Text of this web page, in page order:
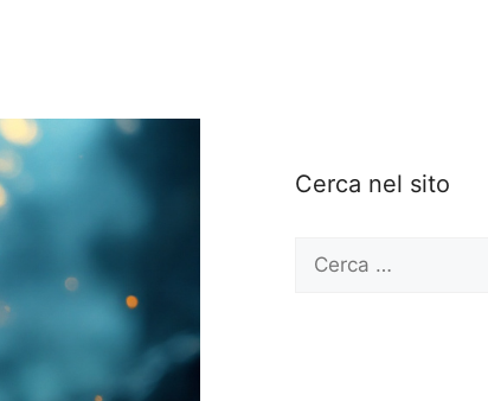
Cerca nel sito
Ricerca